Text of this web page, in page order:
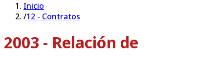
Inicio
/12 - Contratos
2003 - Relación de